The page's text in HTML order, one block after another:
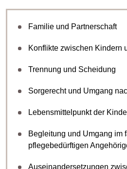
Familie und Partnerschaft
Konflikte zwischen Kindern
Trennung und Scheidung
Sorgerecht und Umgang
Lebensmittelpunkt der
Begleitung und Umgang im
pflegebedürftigen
Auseinandersetzungen